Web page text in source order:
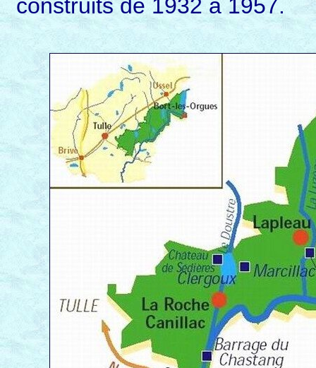
construits de 1932 à 1957.